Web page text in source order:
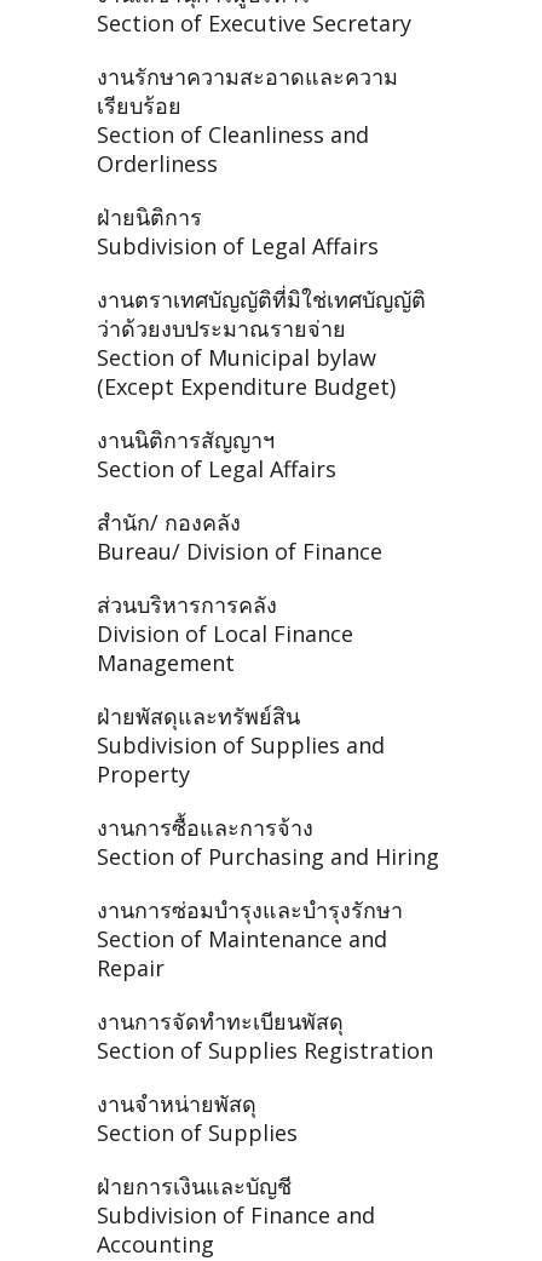
Section of Executive Secretary
งานรักษาความสะอาดและความ
เรียบร้อย
Section of Cleanliness and
Orderliness
ฝ่ายนิติการ
Subdivision of Legal Affairs
งานตราเทศบัญญัติที่มิใช่เทศบัญญัติ
ว่าด้วยงบประมาณรายจ่าย
Section of Municipal bylaw
(Except Expenditure Budget)
งานนิติการสัญญาฯ
Section of Legal Affairs
สำนัก/ กองคลัง
Bureau/ Division of Finance
ส่วนบริหารการคลัง
Division of Local Finance
Management
ฝ่ายพัสดุและทรัพย์สิน
Subdivision of Supplies and
Property
งานการซื้อและการจ้าง
Section of Purchasing and Hiring
งานการซ่อมบำรุงและบำรุงรักษา
Section of Maintenance and
Repair
งานการจัดทำทะเบียนพัสดุ
Section of Supplies Registration
งานจำหน่ายพัสดุ
Section of Supplies
ฝ่ายการเงินและบัญชี
Subdivision of Finance and
Accounting